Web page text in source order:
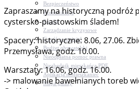
Bezpieczeństwo
Komunikacja
Parafie
Zarządzanie kryzysowe
C.ześć w gminie!
Budżet obywatelski
Nieodpłatna pomoc prawna
Niezbędnik mieszkańca PDF
Aplikacja mMieszkaniec
Mapa gminy
Zapraszamy na historyczną podróż
cystersko-piastowskim śladem!
Spacery: historyczne: 8.06, 27.06.
Przemysława, godz. 10.00.
Warsztaty: 16.06, godz. 16.00.
-> malowanie bawełnianych toreb